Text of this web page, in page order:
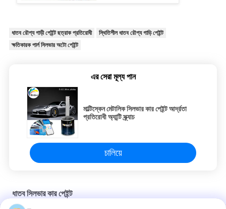
ধাতব রৌপ্য গাড়ী পেইন্ট ছত্রাক প্রতিরোধী
স্থিতিশীল ধাতব রৌপ্য গাড়ি পেইন্ট
ক্ষতিকারক পার্ল সিলভার অটো পেইন্ট
এর সেরা মূল্য পান
মাল্টিস্কেন মেটালিক সিলভার কার পেইন্ট আর্দ্রতা
প্রতিরোধী অ্যান্টি স্ক্র্যাচ
চালিয়ে
ধাতব সিলভার কার পেইন্ট